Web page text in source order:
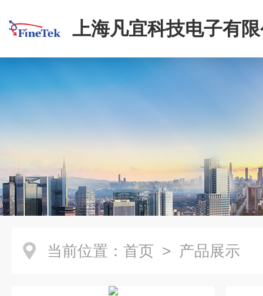
上海凡宜科技电子有
当前位置： 首页 > 产品展示